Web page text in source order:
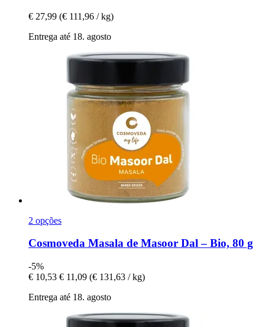
€ 27,99 (€ 111,96 / kg)
Entrega até 18. agosto
2 opções
Cosmoveda Masala de Masoor Dal – Bio, 80 g
-5%
€ 10,53 € 11,09 (€ 131,63 / kg)
Entrega até 18. agosto